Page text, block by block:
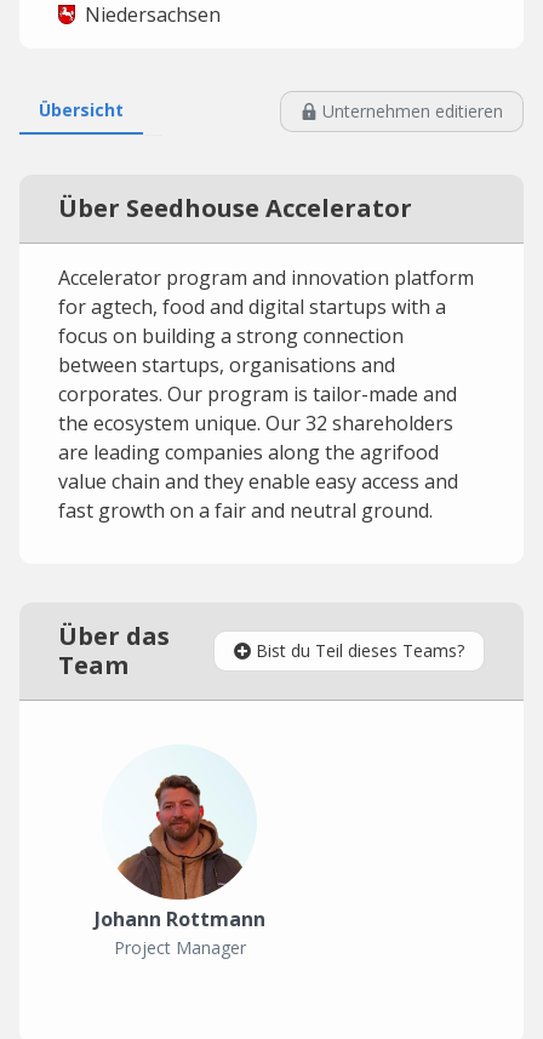
Niedersachsen
Übersicht Unternehmen editieren
Über Seedhouse Accelerator
Accelerator program and innovation platform
for agtech, food and digital startups with a
focus on building a strong connection
between startups, organisations and
corporates. Our program is tailor-made and
the ecosystem unique. Our 32 shareholders
are leading companies along the agrifood
value chain and they enable easy access and
fast growth on a fair and neutral ground.
Über das
Team
Bist du Teil dieses Teams?
Johann Rottmann
Project Manager